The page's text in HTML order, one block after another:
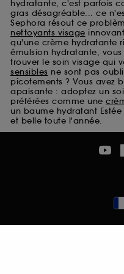
hydratante, c'est parfois
gras désagréable... ce
Sephora résout ce
nettoyants visage
qu'une crème hydratante
émulsion hydratante,
trouver le soin visage qui
sensibles ne sont pas
picotements ? Vous avez
apaisante : adoptez un
préférées comme une
un baume hydratant
et belle toute l'année.
Cookies de
ils nous permettent
fraudes aux
usurpations
Cookies
permettant
certaines
cookies
vous faire
prolongée vous
sans saisir à
A l'exception des
pouvez personnaliser